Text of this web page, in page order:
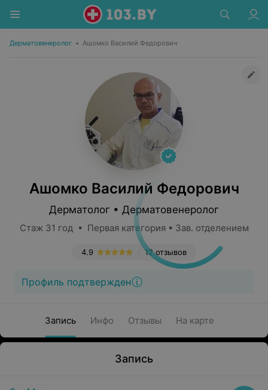
Дерматовенеролог • Ашомко Василий Федорович
Ашомко Василий Федорович
Дерматолог • Дерматовенеролог
Стаж 31 год • Первая категория • Зав. отделением
12 отзывов
4.9
Профиль подтвержден
Запись Инфо Отзывы На карте
Запись